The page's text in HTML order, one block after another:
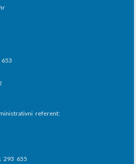
referent:
293 655